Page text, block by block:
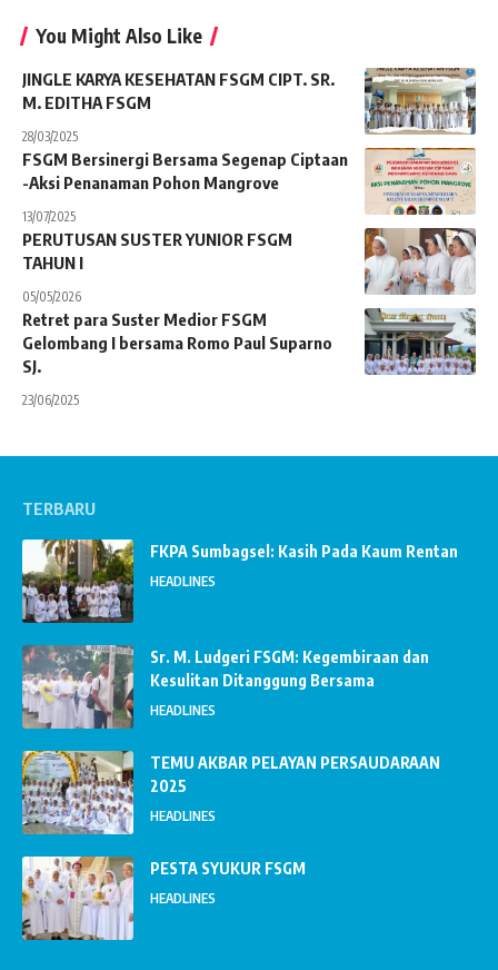
You Might Also Like
JINGLE KARYA KESEHATAN FSGM CIPT. SR.
M. EDITHA FSGM
28/03/2025
FSGM Bersinergi Bersama Segenap Ciptaan
-Aksi Penanaman Pohon Mangrove
13/07/2025
PERUTUSAN SUSTER YUNIOR FSGM
TAHUN I
05/05/2026
Retret para Suster Medior FSGM
Gelombang I bersama Romo Paul Suparno
SJ.
23/06/2025
TERBARU
FKPA Sumbagsel: Kasih Pada Kaum Rentan
HEADLINES
Sr. M. Ludgeri FSGM: Kegembiraan dan
Kesulitan Ditanggung Bersama
HEADLINES
TEMU AKBAR PELAYAN PERSAUDARAAN
2025
HEADLINES
PESTA SYUKUR FSGM
HEADLINES